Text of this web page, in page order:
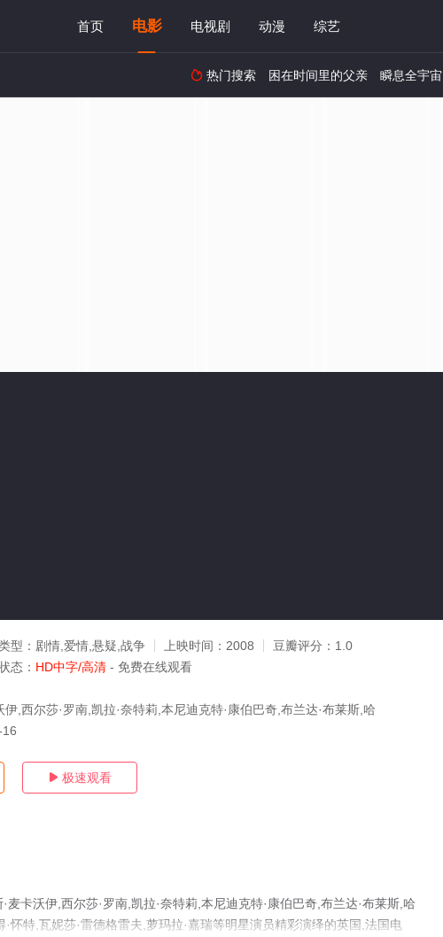
首页 电影 电视剧 动漫 综艺
 热门搜索 困在时间里的父亲 瞬息全宇宙
型： 剧情,爱情,悬疑,战争 上映时间： 2008 豆瓣评分： 1.0
态： HD中字/高清 - 免费在线观看
伊,西尔莎·罗南,凯拉·奈特莉,本尼迪克特·康伯巴奇,布兰达·布莱斯,哈
 极速观看
卡沃伊,西尔莎·罗南,凯拉·奈特莉,本尼迪克特·康伯巴奇,布兰达·布莱斯,哈
怀特,瓦妮莎·雷德格雷夫,萝玛拉·嘉瑞等明星演员精彩演绎的英国,法国电